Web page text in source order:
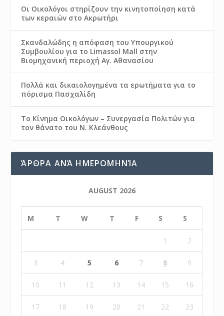
Οι Οικολόγοι στηρίζουν την κινητοποίηση κατά
των κεραιών στο Ακρωτήρι
Σκανδαλώδης η απόφαση του Υπουργικού
Συμβουλίου για το Limassol Mall στην
Βιομηχανική περιοχή Αγ. Αθανασίου
Πολλά και δικαιολογημένα τα ερωτήματα για το
πόρισμα Πασχαλίδη
Το Κίνημα Οικολόγων – Συνεργασία Πολιτών για
τον θάνατο του Ν. Κλεάνθους
ΆΡΘΡΑ ΑΝΆ ΗΜΕΡΟΜΗΝΊΑ
AUGUST 2026
M T W T F S S
1 2
3 4 5 6 7 8 9
10 11 12 13 14 15 16
17 18 19 20 21 22 23